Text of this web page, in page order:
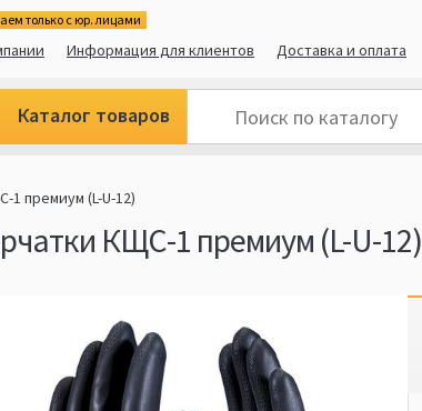
только с юр. лицами
Информация для клиентов Доставка и оплата
Каталог товаров
1 премиум (L-U-12)
КЩС-1 премиум (L-U-12)